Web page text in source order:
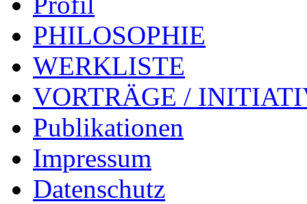
PHILOSOPHIE
WERKLISTE
VORTRÄGE /
Publikationen
Impressum
Datenschutz